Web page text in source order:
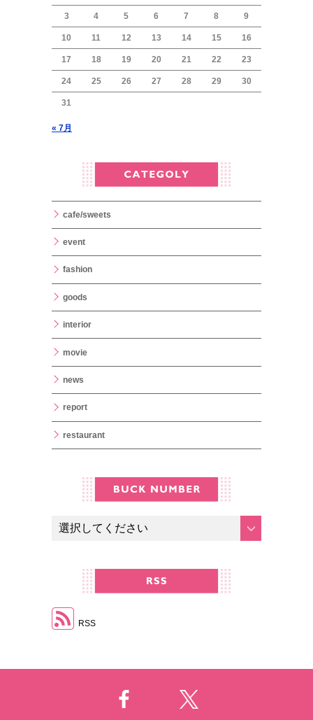
3 4 5 6 7 8 9
10 11 12 13 14 15 16
17 18 19 20 21 22 23
24 25 26 27 28 29 30
31
« 7月
cafe/sweets
event
fashion
goods
interior
movie
news
report
restaurant
RSS